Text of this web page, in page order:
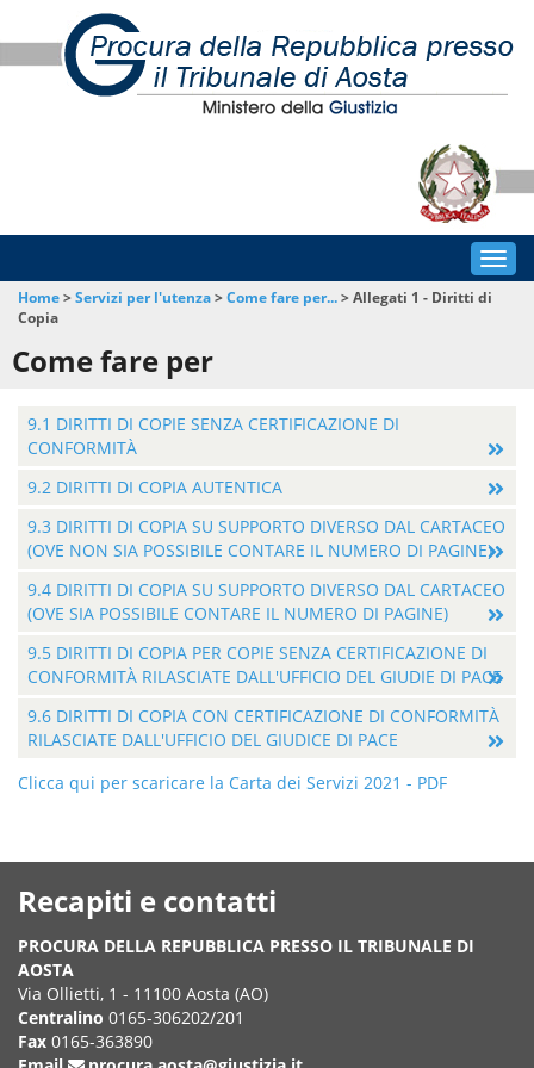
Home>Servizi per l'utenza>Come fare per...>Allegati 1 - Diritti di
Copia
Come fare per
9.1 DIRITTI DI COPIE SENZA CERTIFICAZIONE DI
CONFORMITÀ
9.2 DIRITTI DI COPIA AUTENTICA
9.3 DIRITTI DI COPIA SU SUPPORTO DIVERSO DAL CARTACEO
(OVE NON SIA POSSIBILE CONTARE IL NUMERO DI PAGINE)
9.4 DIRITTI DI COPIA SU SUPPORTO DIVERSO DAL CARTACEO
(OVE SIA POSSIBILE CONTARE IL NUMERO DI PAGINE)
9.5 DIRITTI DI COPIA PER COPIE SENZA CERTIFICAZIONE DI
CONFORMITÀ RILASCIATE DALL'UFFICIO DEL GIUDIE DI PACE
9.6 DIRITTI DI COPIA CON CERTIFICAZIONE DI CONFORMITÀ
RILASCIATE DALL'UFFICIO DEL GIUDICE DI PACE
Clicca qui per scaricare la Carta dei Servizi 2021 - PDF
Recapiti e contatti
PROCURA DELLA REPUBBLICA PRESSO IL TRIBUNALE DI
AOSTA
Via Ollietti, 1 - 11100 Aosta (AO)
Centralino 0165-306202/201
Fax 0165-363890